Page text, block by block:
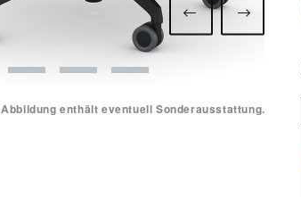
Abbildung enthält eventuell Sonderausstattung.